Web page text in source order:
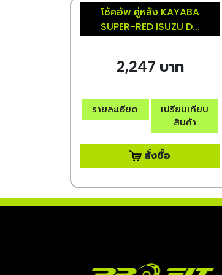
โช้คอัพ คู่หลัง KAYABA
SUPER-RED ISUZU D...
2,247 บาท
รายละเอียด
เปรียบเทียบ
สินค้า
สั่งซื้อ